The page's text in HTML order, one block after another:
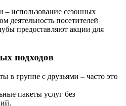
– использование сезонных
деятельность посетителей
предоставляют акции для
подходов
в группе с друзьями – часто это
пакеты услуг без